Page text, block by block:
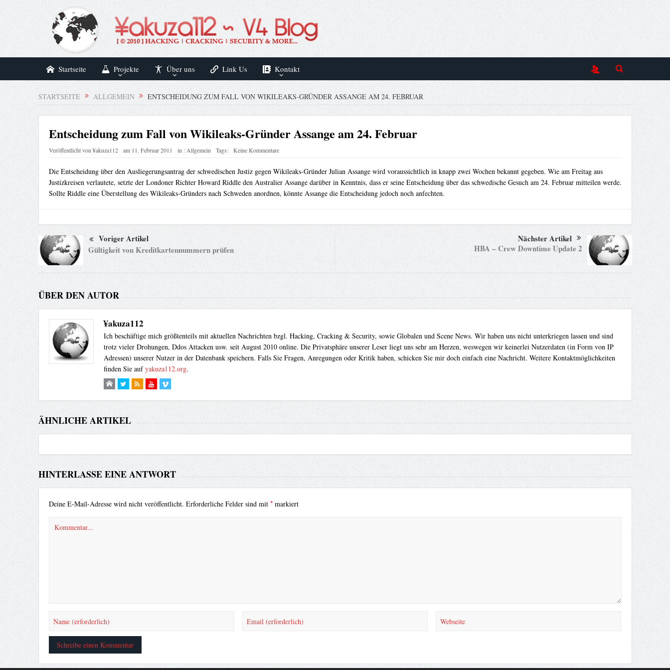
Startseite Projekte Über uns Link Us Kontakt
STARTSEITE ALLGEMEIN ENTSCHEIDUNG ZUM FALL VON WIKILEAKS-GRÜNDER ASSANGE AM 24. FEBRUAR
Entscheidung zum Fall von Wikileaks-Gründer Assange am 24. Februar
Veröffentlicht von¥akuza112 am 11. Februar 2011 in :Allgemein Tags: Keine Kommentare
Die Entscheidung über den Ausliegerungsantrag der schwedischen Justiz gegen Wikileaks-Gründer Julian Assange wird voraussichtlich in knapp zwei Wochen bekannt gegeben. Wie am Freitag aus
Justizkreisen verlautete, setzte der Londoner Richter Howard Riddle den Australier Assange darüber in Kenntnis, dass er seine Entscheidung über das schwedische Gesuch am 24. Februar mitteilen werde.
Sollte Riddle eine Überstellung des Wikileaks-Gründers nach Schweden anordnen, könnte Assange die Entscheidung jedoch noch anfechten.
Voriger Artikel
Gültigkeit von Kreditkartennummern prüfen
Nächster Artikel
HBA – Crew Downtime Update 2
ÜBER DEN AUTOR
¥akuza112
Ich beschäftige mich größtenteils mit aktuellen Nachrichten bzgl. Hacking, Cracking & Security, sowie Globalen und Scene News. Wir haben uns nicht unterkriegen lassen und sind
trotz vieler Drohungen, Ddos Attacken usw. seit August 2010 online. Die Privatsphäre unserer Leser liegt uns sehr am Herzen, weswegen wir keinerlei Nutzerdaten (in Form von IP
Adressen) unserer Nutzer in der Datenbank speichern. Falls Sie Fragen, Anregungen oder Kritik haben, schicken Sie mir doch einfach eine Nachricht. Weitere Kontaktmöglichkeiten
finden Sie aufyakuza112.org.
ÄHNLICHE ARTIKEL
HINTERLASSE EINE ANTWORT
Deine E-Mail-Adresse wird nicht veröffentlicht. Erforderliche Felder sind mit *markiert